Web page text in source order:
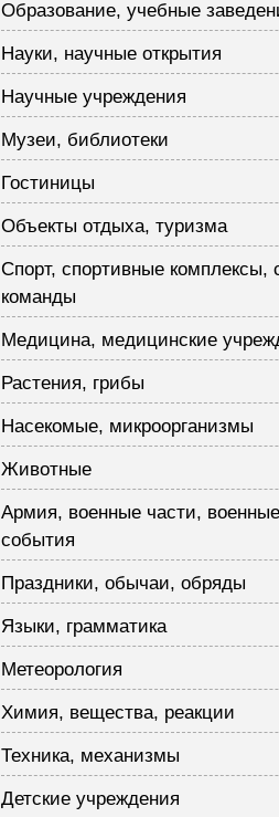
Образование, учебные
Науки, научные открытия
Научные учреждения
Музеи, библиотеки
Гостиницы
Объекты отдыха, туризма
Спорт, спортивные комплексы,
команды
Медицина, медицинские
Растения, грибы
Насекомые, микроорганизмы
Животные
Армия, военные части, военные
события
Праздники, обычаи, обряды
Языки, грамматика
Метеорология
Химия, вещества, реакции
Техника, механизмы
Детские учреждения